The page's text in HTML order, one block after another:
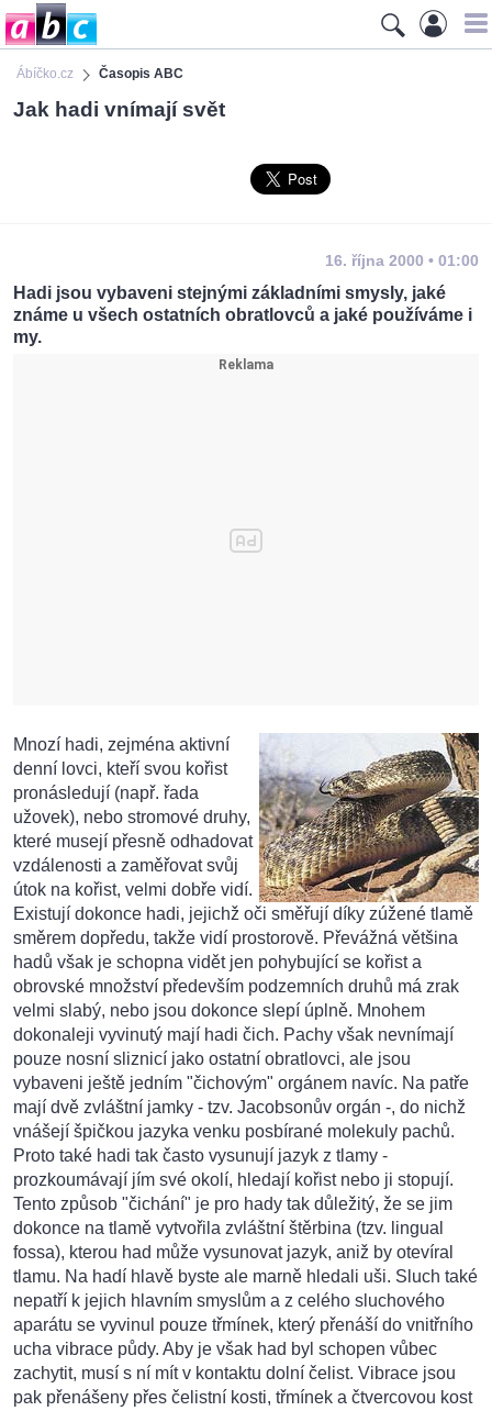
Ábíčko.cz Časopis ABC
Jak hadi vnímají svět
16. října 2000 • 01:00
Hadi jsou vybaveni stejnými základními smysly, jaké
známe u všech ostatních obratlovců a jaké používáme i
my.
Mnozí hadi, zejména aktivní
denní lovci, kteří svou kořist
pronásledují (např. řada
užovek), nebo stromové druhy,
které musejí přesně odhadovat
vzdálenosti a zaměřovat svůj
útok na kořist, velmi dobře vidí.
Existují dokonce hadi, jejichž oči směřují díky zúžené tlamě
směrem dopředu, takže vidí prostorově. Převážná většina
hadů však je schopna vidět jen pohybující se kořist a
obrovské množství především podzemních druhů má zrak
velmi slabý, nebo jsou dokonce slepí úplně. Mnohem
dokonaleji vyvinutý mají hadi čich. Pachy však nevnímají
pouze nosní sliznicí jako ostatní obratlovci, ale jsou
vybaveni ještě jedním "čichovým" orgánem navíc. Na patře
mají dvě zvláštní jamky - tzv. Jacobsonův orgán -, do nichž
vnášejí špičkou jazyka venku posbírané molekuly pachů.
Proto také hadi tak často vysunují jazyk z tlamy -
prozkoumávají jím své okolí, hledají kořist nebo ji stopují.
Tento způsob "čichání" je pro hady tak důležitý, že se jim
dokonce na tlamě vytvořila zvláštní štěrbina (tzv. lingual
fossa), kterou had může vysunovat jazyk, aniž by otevíral
tlamu. Na hadí hlavě byste ale marně hledali uši. Sluch také
nepatří k jejich hlavním smyslům a z celého sluchového
aparátu se vyvinul pouze třmínek, který přenáší do vnitřního
ucha vibrace půdy. Aby je však had byl schopen vůbec
zachytit, musí s ní mít v kontaktu dolní čelist. Vibrace jsou
pak přenášeny přes čelistní kosti, třmínek a čtvercovou kost